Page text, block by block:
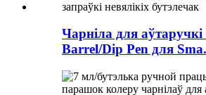
Чарніла для
Barrel/Dip Pen для